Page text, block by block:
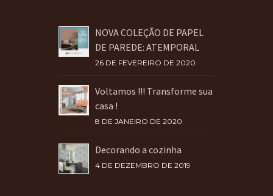
NOVA COLEÇÃO DE PAPEL
DE PAREDE: ATEMPORAL
26 DE FEVEREIRO DE 2020
Voltamos !!! Transforme sua
casa !
8 DE JANEIRO DE 2020
Decorando a cozinha
4 DE DEZEMBRO DE 2019